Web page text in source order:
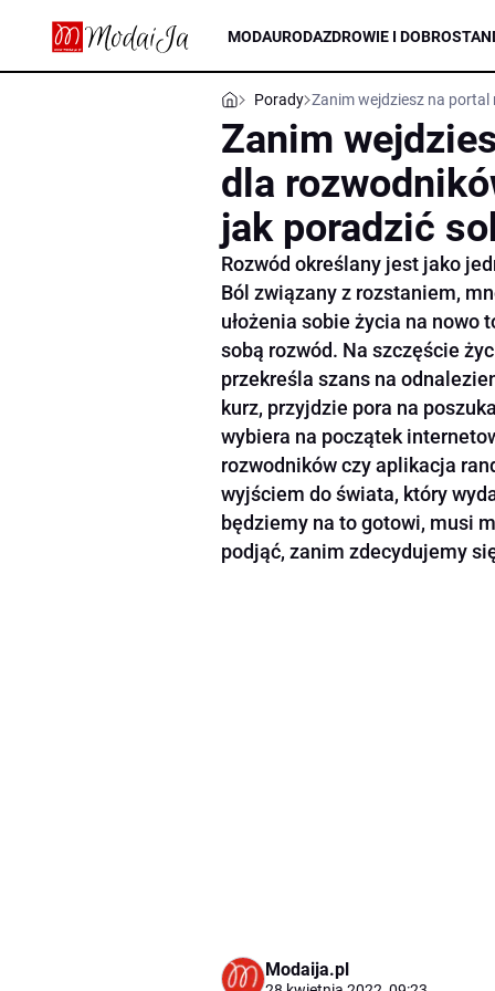
MODAURODAZDROWIE I DOBROSTAN
Porady Zanim wejdziesz na
Zanim
dla
jak poradzić
Rozwód określany jest jako
Ból związany z rozstaniem,
ułożenia sobie życia na nowo
sobą rozwód. Na szczęście
przekreśla szans na
kurz, przyjdzie pora na
wybiera na początek
rozwodników czy aplikacja
wyjściem do świata, który
będziemy na to gotowi, musi
podjąć, zanim zdecydujemy
Modaija.pl